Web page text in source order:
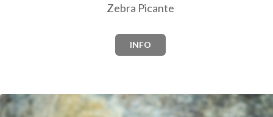
Zebra Picante
INFO